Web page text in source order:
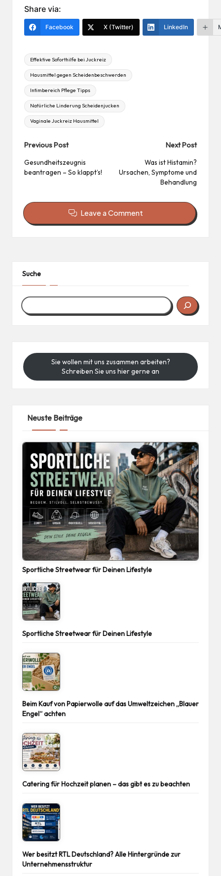
er
es
t
Share via:
Facebook X (Twitter) LinkedIn
Tags:
Effektive Soforthilfe bei Juckreiz
Hausmittel gegen Scheidenbeschwerden
Intimbereich Pflege Tipps
Natürliche Linderung Scheidenjucken
Vaginale Juckreiz Hausmittel
Post
navigation
Previous Post
Gesundheitszeugnis
beantragen – So klappt’s!
Next Post
Was ist Histamin?
Ursachen, Symptome und
Behandlung
Leave a Comment
Suche
Sie wollen mit uns zusammen arbeiten?
Schreiben Sie uns hier gerne an
Neuste Beiträge
Sportliche Streetwear für Deinen Lifestyle
Sportliche Streetwear für Deinen Lifestyle
Beim Kauf von Papierwolle auf das Umweltzeichen „Blauer
Engel“ achten
Catering für Hochzeit planen – das gibt es zu beachten
Wer besitzt RTL Deutschland? Alle Hintergründe zur
Unternehmensstruktur